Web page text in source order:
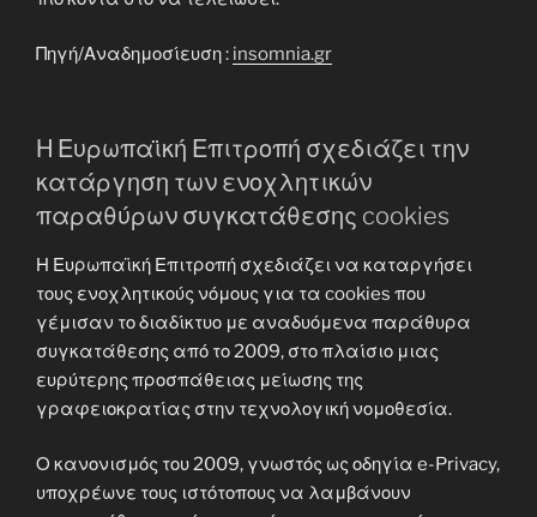
Πηγή/Αναδημοσίευση : insomnia.gr
Η Ευρωπαϊκή Επιτροπή σχεδιάζει την
κατάργηση των ενοχλητικών
παραθύρων συγκατάθεσης cookies
Η Ευρωπαϊκή Επιτροπή σχεδιάζει να καταργήσει
τους ενοχλητικούς νόμους για τα cookies που
γέμισαν το διαδίκτυο με αναδυόμενα παράθυρα
συγκατάθεσης από το 2009, στο πλαίσιο μιας
ευρύτερης προσπάθειας μείωσης της
γραφειοκρατίας στην τεχνολογική νομοθεσία.
Ο κανονισμός του 2009, γνωστός ως οδηγία e-Privacy,
υποχρέωνε τους ιστότοπους να λαμβάνουν